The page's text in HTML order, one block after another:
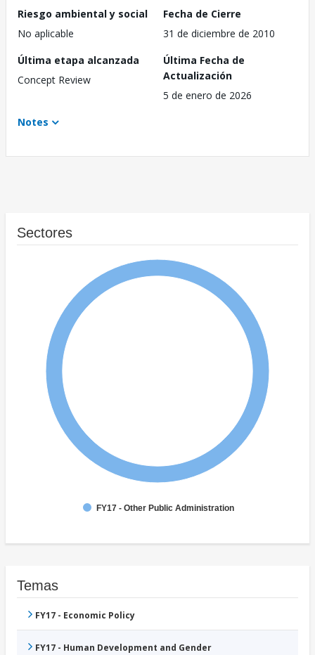
Riesgo ambiental y social
No aplicable
Fecha de Cierre
31 de diciembre de 2010
Última etapa alcanzada
Concept Review
Última Fecha de
Actualización
5 de enero de 2026
Notes
Sectores
FY17 - Other Public Administration
Temas
FY17 - Economic Policy
FY17 - Human Development and Gender